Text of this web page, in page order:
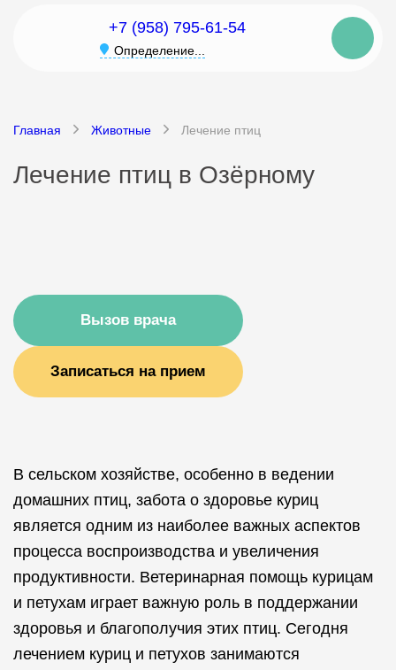
+7 (958) 795-61-54
Определение...
Главная Животные Лечение птиц
Лечение птиц в Озёрному
Вызов врача
Записаться на прием
В сельском хозяйстве, особенно в ведении
домашних птиц, забота о здоровье куриц
является одним из наиболее важных аспектов
процесса воспроизводства и увеличения
продуктивности. Ветеринарная помощь курицам
и петухам играет важную роль в поддержании
здоровья и благополучия этих птиц. Сегодня
лечением куриц и петухов занимаются